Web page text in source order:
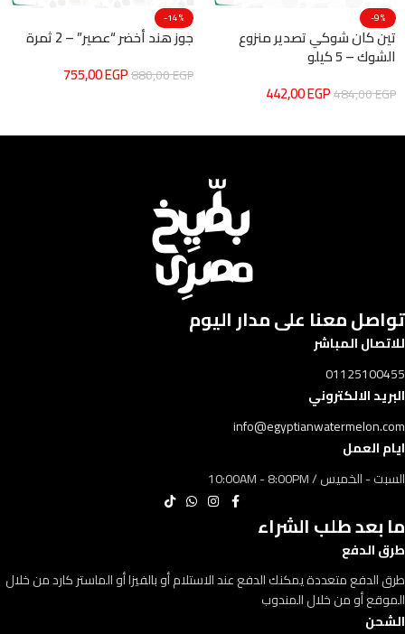
-9%
تين كان شوكي تصدير منزوع
الشوك – 5 كيلو
484,00EGP
442,00EGP
-14%
جوز هند أخضر “عصير” – 2 ثمرة
880,00EGP
755,00EGP
تواصل معنا على مدار اليوم​​
للاتصال المباشر
01125100455
البريد الالكتروني
info@egyptianwatermelon.com
ايام العمل
السبت - الخميس / 10:00AM - 8:00PM
ما بعد طلب الشراء
طرق الدفع
طرق الدفع متعددة يمكنك الدفع عند الاستلام أو بالفيزا أو الماستر كارد من خلال
الموقع أو من خلال المندوب
الشحن